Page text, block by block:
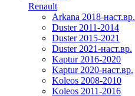
Renault
Arkana 2018-наст.вр.
Duster 2011-2014
Duster 2015-2021
Duster 2021-наст.вр.
Kaptur 2016-2020
Kaptur 2020-наст.вр.
Koleos 2008-2010
Koleos 2011-2016